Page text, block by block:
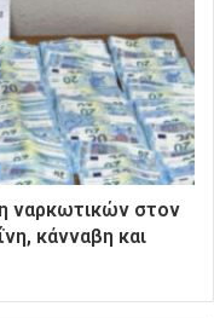
ναρκωτικών στον
κάνναβη και